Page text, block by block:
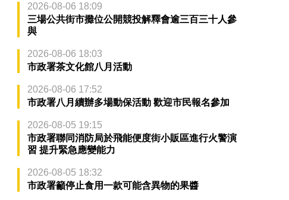
2026-08-06 18:09
三場公共街市攤位公開競投解釋會逾三百三十人參
與
2026-08-06 18:03
市政署茶文化館八月活動
2026-08-06 17:52
市政署八月續辦多場動保活動 歡迎市民報名參加
2026-08-05 19:15
市政署聯同消防局於飛能便度街小販區進行火警演
習 提升緊急應變能力
2026-08-05 18:32
市政署籲停止食用一款可能含異物的果醬